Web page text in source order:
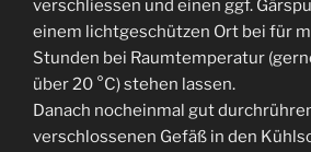
verschliessen und einen ggf.
einem lichtgeschützen Ort bei für
Stunden bei Raumtemperatur
über 20 °C) stehen lassen.
Danach nocheinmal gut
verschlossenen Gefäß in den